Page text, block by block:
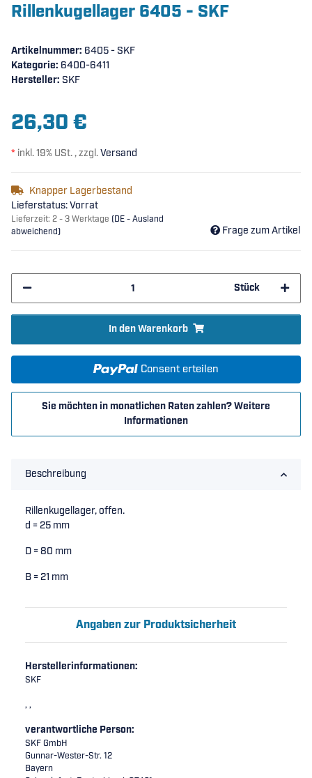
Rillenkugellager 6405 - SKF
Artikelnummer: 6405 - SKF
Kategorie: 6400-6411
Hersteller: SKF
26,30 €
* inkl. 19% USt. , zzgl.Versand
Knapper Lagerbestand
Lieferstatus: Vorrat
Lieferzeit: 2 - 3 Werktage (DE - Ausland
abweichend)
Frage zum Artikel
Stück
In den Warenkorb
Consent erteilen
Sie möchten in monatlichen Raten zahlen?Weitere
Informationen
Beschreibung
Rillenkugellager, offen.
d = 25 mm
D = 80 mm
B = 21 mm
Angaben zur Produktsicherheit
Herstellerinformationen:
SKF
, ,
verantwortliche Person:
SKF GmbH
Gunnar-Wester-Str. 12
Bayern